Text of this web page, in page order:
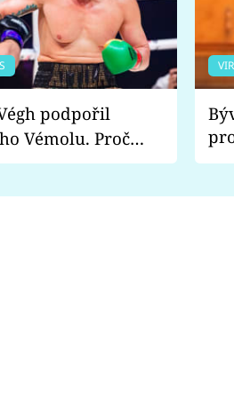
Vémolu. Proč
zápasit s ním než